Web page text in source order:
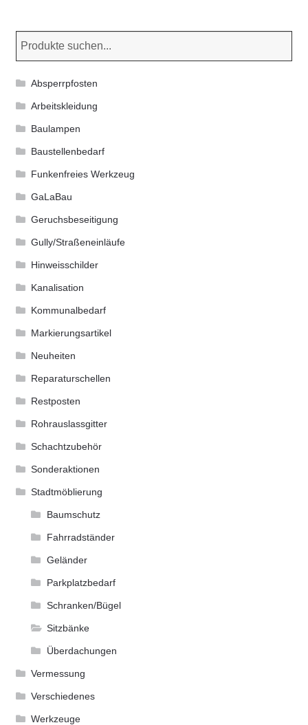
Die
Absperrpfosten
Arbeitskleidung
Baulampen
Baustellenbedarf
Funkenfreies Werkzeug
GaLaBau
Geruchsbeseitigung
Gully/Straßeneinläufe
Hinweisschilder
Kanalisation
Kommunalbedarf
Markierungsartikel
Neuheiten
Reparaturschellen
Restposten
Rohrauslassgitter
Schachtzubehör
Sonderaktionen
Stadtmöblierung
Baumschutz
Fahrradständer
Geländer
Parkplatzbedarf
Schranken/Bügel
Sitzbänke
Überdachungen
Vermessung
Verschiedenes
Werkzeuge